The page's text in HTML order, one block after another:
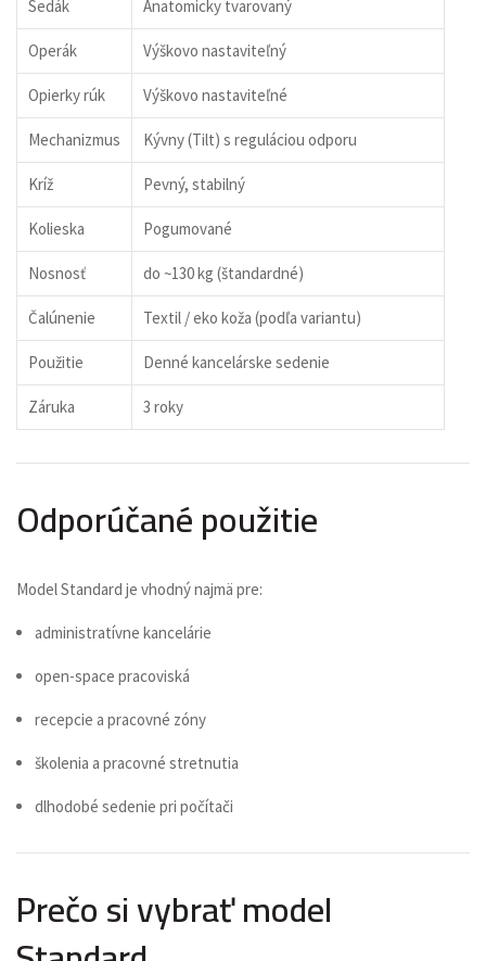
Sedák Anatomicky tvarovaný
Operák Výškovo nastaviteľný
Opierky rúk Výškovo nastaviteľné
Mechanizmus Kývny (Tilt) s reguláciou odporu
Kríž Pevný, stabilný
Kolieska Pogumované
Nosnosť do ~130 kg (štandardné)
Čalúnenie Textil / eko koža (podľa variantu)
Použitie Denné kancelárske sedenie
Záruka 3 roky
Odporúčané použitie
Model Standard je vhodný najmä pre:
administratívne kancelárie
open-space pracoviská
recepcie a pracovné zóny
školenia a pracovné stretnutia
dlhodobé sedenie pri počítači
Prečo si vybrať model